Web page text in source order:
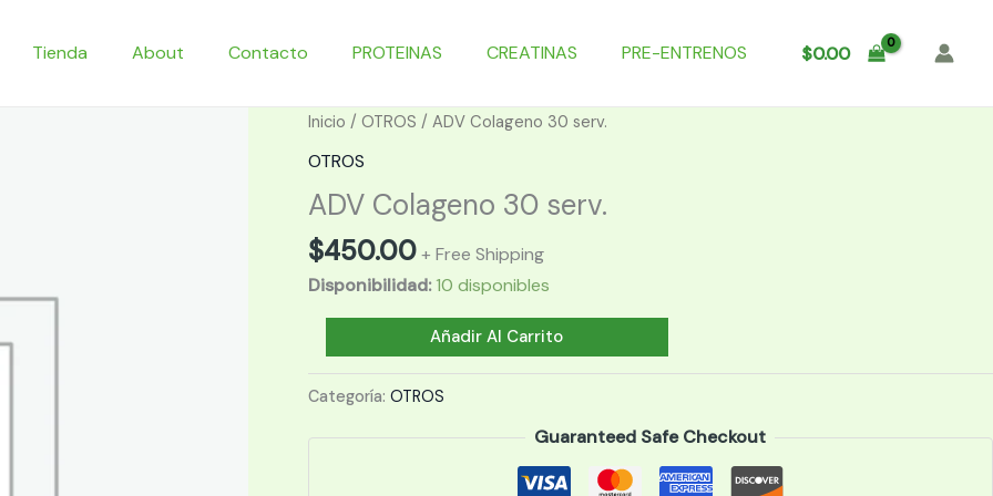
Tienda About Contacto PROTEINAS CREATINAS PRE-ENTRENOS $0.00
Inicio / OTROS / ADV Colageno 30 serv.
OTROS
ADV Colageno 30 serv.
$450.00 + Free Shipping
Disponibilidad: 10 disponibles
Colageno
30
cantidad
Añadir Al Carrito
Categoría: OTROS
Guaranteed Safe Checkout